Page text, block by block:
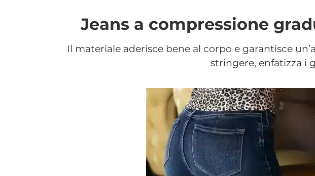
Jeans a compressione
Il materiale aderisce bene al corpo e garantisce
stringere, enfatizza i